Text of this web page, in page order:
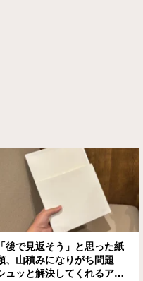
「後で見返そう」と思った紙
、山積みになりがち問題
ュッと解決してくれるアイ